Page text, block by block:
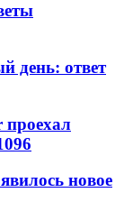
день: ответ
проехал
новое